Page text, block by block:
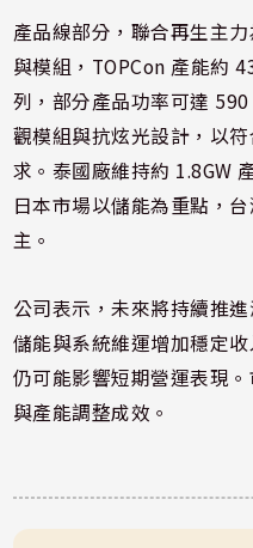
產品線部分，聯合再生主
與模組，TOPCon 產能約
列，部分產品功率可達
觀模組與抗炫光設計，以
求。泰國廠維持約 1.8GW
日本市場以儲能為重點，
主。
公司表示，未來將持續推
儲能與系統維運增加穩定
仍可能影響短期營運表現
與產能調整成效。